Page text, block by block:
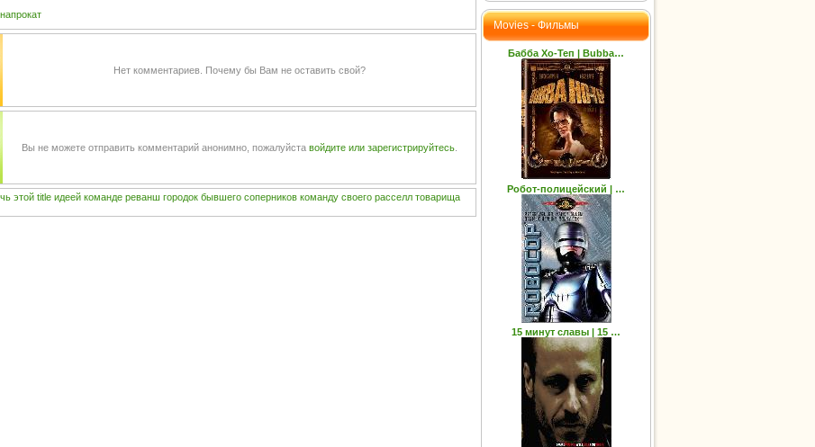
Нет комментариев. Почему бы Вам не оставить свой?
Вы не можете отправить комментарий анонимно, пожалуйста войдите или зарегистрируйтесь.
этой title идеей команде реванш городок бывшего соперников команду своего расселл товарища
Movies - Фильмы
Бабба Хо-Теп | Bubba…
Робот-полицейский | …
15 минут славы | 15 …